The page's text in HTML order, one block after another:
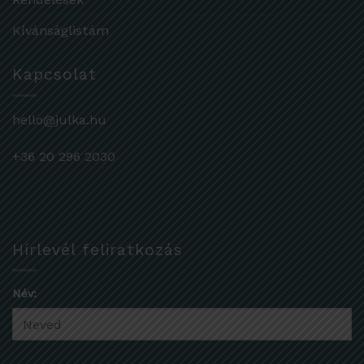
Kívánságlistám
Kapcsolat
hello@julka.hu
+36 20 296 2030
Hírlevél feliratkozás
Név: